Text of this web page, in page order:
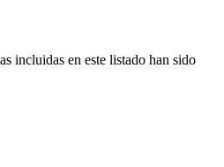
incluidas en este listado han sido